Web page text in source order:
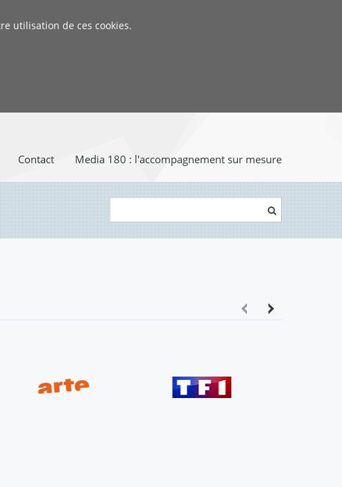
utilisation de ces cookies.
Contact Media 180 : l'accompagnement sur mesure
Formulaire de recherche